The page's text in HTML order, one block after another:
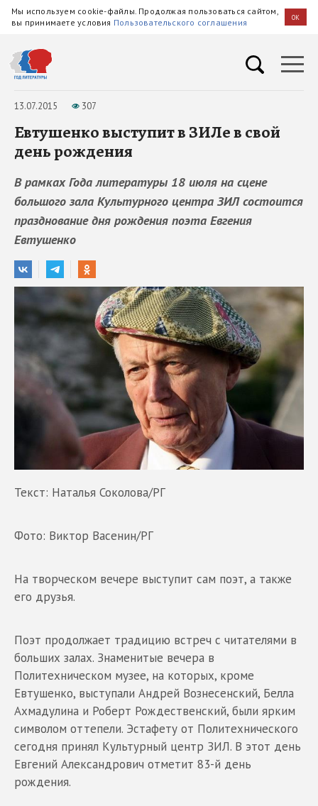
Мы используем cookie-файлы. Продолжая пользоваться сайтом,
вы принимаете условия Пользовательского соглашения OK
13.07.2015 307
Евтушенко выступит в ЗИЛе в свой
день рождения
В рамках Года литературы 18 июля на сцене
большого зала Культурного центра ЗИЛ состоится
празднование дня рождения поэта Евгения
Евтушенко
Текст: Наталья Соколова/РГ
Фото: Виктор Васенин/РГ
На творческом вечере выступит сам поэт, а также
его друзья.
Поэт продолжает традицию встреч с читателями в
больших залах. Знаменитые вечера в
Политехническом музее, на которых, кроме
Евтушенко, выступали Андрей Вознесенский, Белла
Ахмадулина и Роберт Рождественский, были ярким
символом оттепели. Эстафету от Политехнического
сегодня принял Культурный центр ЗИЛ. В этот день
Евгений Александрович отметит 83-й день
рождения.